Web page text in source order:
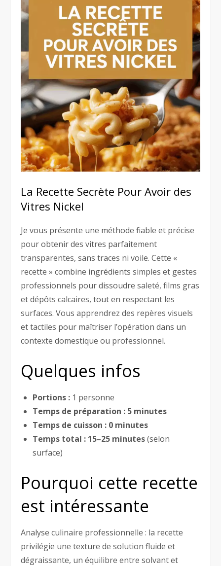
La Recette Secrète Pour Avoir des
Vitres Nickel
Je vous présente une méthode fiable et précise
pour obtenir des vitres parfaitement
transparentes, sans traces ni voile. Cette «
recette » combine ingrédients simples et gestes
professionnels pour dissoudre saleté, films gras
et dépôts calcaires, tout en respectant les
surfaces. Vous apprendrez des repères visuels
et tactiles pour maîtriser l’opération dans un
contexte domestique ou professionnel.
Quelques infos
Portions : 1 personne
Temps de préparation : 5 minutes
Temps de cuisson : 0 minutes
Temps total : 15–25 minutes(selon
surface)
Pourquoi cette recette
est intéressante
Analyse culinaire professionnelle : la recette
privilégie une texture de solution fluide et
dégraissante, un équilibre entre solvant et